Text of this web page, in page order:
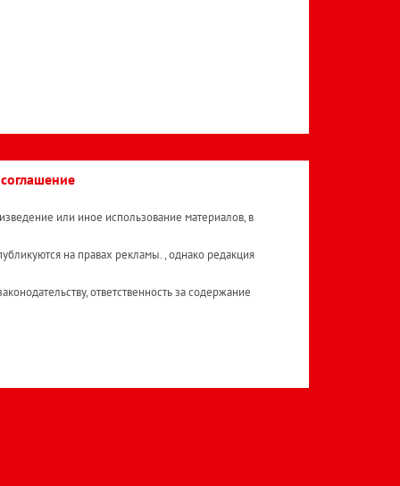
или иное использование материалов, в
на правах рекламы. , однако редакция
ответственность за содержание